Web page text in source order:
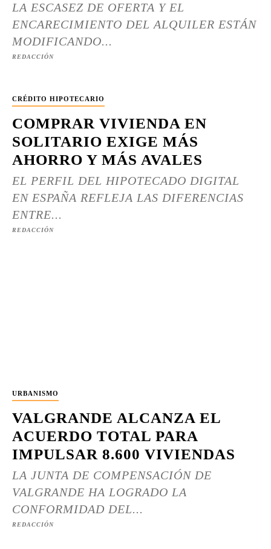
LA ESCASEZ DE OFERTA Y EL
ENCARECIMIENTO DEL ALQUILER ESTÁN
MODIFICANDO...
REDACCIÓN
CRÉDITO HIPOTECARIO
COMPRAR VIVIENDA EN
SOLITARIO EXIGE MÁS
AHORRO Y MÁS AVALES
EL PERFIL DEL HIPOTECADO DIGITAL
EN ESPAÑA REFLEJA LAS DIFERENCIAS
ENTRE...
REDACCIÓN
URBANISMO
VALGRANDE ALCANZA EL
ACUERDO TOTAL PARA
IMPULSAR 8.600 VIVIENDAS
LA JUNTA DE COMPENSACIÓN DE
VALGRANDE HA LOGRADO LA
CONFORMIDAD DEL...
REDACCIÓN